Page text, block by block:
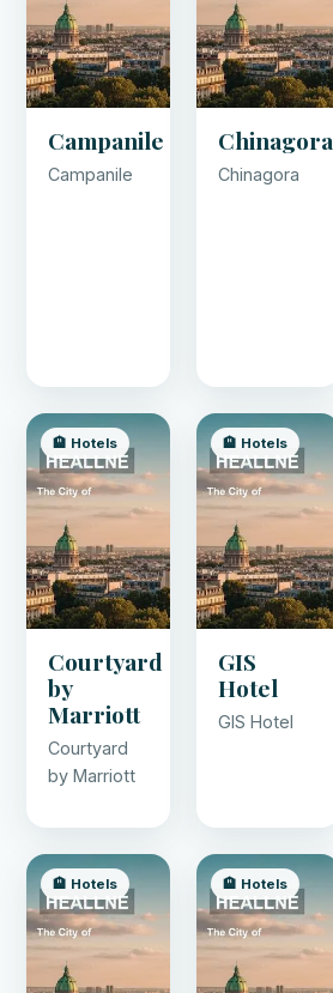
Campanile
Campanile
Chinagora
Chinagora
🏨 Hotels
Courtyard
by
Marriott
Courtyard
by Marriott
🏨 Hotels
GIS
Hotel
GIS Hotel
🏨 Hotels 🏨 Hotels